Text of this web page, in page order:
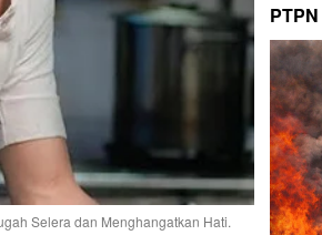
Selera dan Menghangatkan Hati.